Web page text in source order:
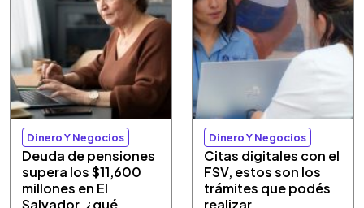
Dinero Y Negocios
Deuda de pensiones
supera los $11,600
millones en El
Salvador, ¿qué
Dinero Y Negocios
Citas digitales con el
FSV, estos son los
trámites que podés
realizar